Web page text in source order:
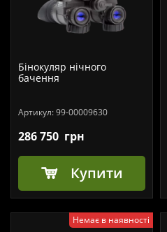
Бінокуляр нічного
бачення
Артикул:99-00009630
286 750 грн
Купити
Немає в наявності